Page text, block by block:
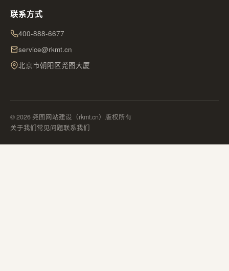
联系方式
400-888-6677
service@rkmt.cn
北京市朝阳区尧图大厦
© 2026 尧图网站建设（rkmt.cn）版权所有
关于我们常见问题联系我们